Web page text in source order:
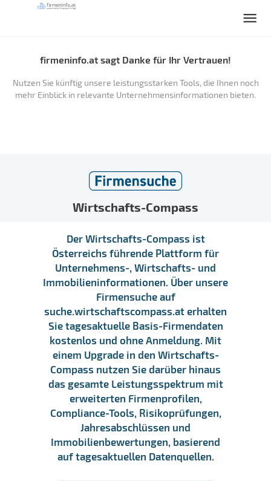
firmeninfo.at sagt Danke für Ihr Vertrauen!
Nutzen Sie künftig unsere leistungsstarken Tools, die Ihnen noch
mehr Einblick in relevante Unternehmensinformationen bieten.
Wirtschafts-Compass
Der Wirtschafts-Compass ist
Österreichs führende Plattform für
Unternehmens-, Wirtschafts- und
Immobilieninformationen. Über unsere
Firmensuche auf
suche.wirtschaftscompass.at erhalten
Sie tagesaktuelle Basis-Firmendaten
kostenlos und ohne Anmeldung. Mit
einem Upgrade in den Wirtschafts-
Compass nutzen Sie darüber hinaus
das gesamte Leistungsspektrum mit
erweiterten Firmenprofilen,
Compliance-Tools, Risikoprüfungen,
Jahresabschlüssen und
Immobilienbewertungen, basierend
auf tagesaktuellen Datenquellen.